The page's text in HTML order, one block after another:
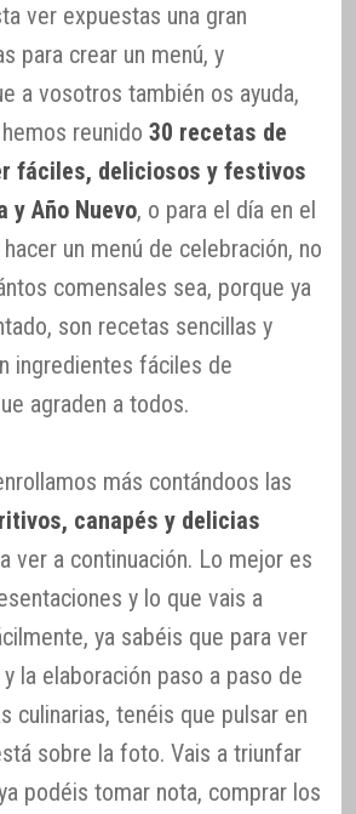
ver expuestas una gran
para crear un menú, y
a vosotros también os ayuda,
reunido 30 recetas de
fáciles, deliciosos y festivos
y Año Nuevo, o para el día en el
un menú de celebración, no
comensales sea, porque ya
son recetas sencillas y
ingredientes fáciles de
agraden a todos.
más contándoos las
canapés y delicias
ver a continuación. Lo mejor es
y lo que vais a
ya sabéis que para ver
la elaboración paso a paso de
culinarias, tenéis que pulsar en
sobre la foto. Vais a triunfar
podéis tomar nota, comprar los